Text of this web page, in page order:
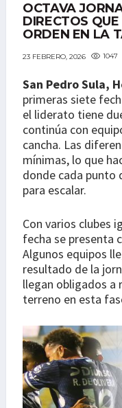
OCTAVA
DIRECTOS
ORDEN EN LA
23 FEBRERO, 2026 1047
San Pedro Sula,
primeras siete
el liderato tiene
continúa con
cancha. Las
mínimas, lo que
donde cada punto
para escalar.
Con varios clubes
fecha se presenta
Algunos equipos
resultado de la
llegan obligados a
terreno en esta